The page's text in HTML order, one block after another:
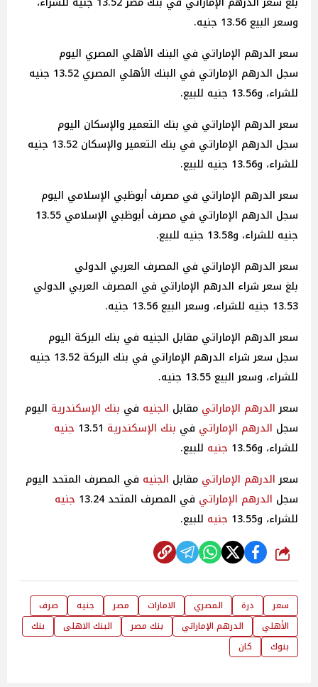
وسعر البيع 13.56 جنيه.
سعر الدرهم الإماراتي في البنك الأهلي المصري اليوم
سجل الدرهم الإماراتي في البنك الأهلي المصري 13.52 جنيه
للشراء، و13.56 جنيه للبيع.
سعر الدرهم الإماراتي في بنك التعمير والإسكان اليوم
سجل الدرهم الإماراتي في بنك التعمير والإسكان 13.52 جنيه
للشراء، و13.56 جنيه للبيع.
سعر الدرهم الإماراتي في مصرف أبوظبي الإسلامي اليوم
سجل الدرهم الإماراتي في مصرف أبوظبي الإسلامي 13.55
جنيه للشراء، و13.58 جنيه للبيع.
سعر الدرهم الإماراتي في المصرف العربي الدولي
بلغ سعر شراء الدرهم الإماراتي في المصرف العربي الدولي
13.53 جنيه للشراء، وسعر البيع 13.56 جنيه.
سعر الدرهم الإماراتي مقابل الجنيه في بنك البركة اليوم
سجل سعر شراء الدرهم الإماراتي في بنك البركة 13.52 جنيه
للشراء، وسعر البيع 13.55 جنيه.
سعرالدرهم الإماراتي مقابل الجنيه في بنك الإسكندرية اليوم
سجل الدرهم الإماراتي في بنك الإسكندرية
جنيه
للشراء، و13.56
جنيه للبيع.
سعرالدرهم الإماراتي مقابل الجنيه في المصرف المتحد اليوم
سجل الدرهم الإماراتي في المصرف المتحد 13.24
جنيه
للشراء، و13.55
جنيه للبيع.
شارك
سعر درة المصري الامارات مصر جنيه
صرف
الأهلي
الدرهم الإماراتي بنك مصر البنك الاهلى
بنك
بنوك
كان